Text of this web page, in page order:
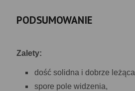
PODSUMOWANIE
Zalety:
dość solidna i dobrze
spore pole widzenia,